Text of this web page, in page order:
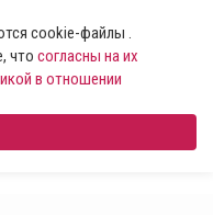
cookie-файлы .
что согласны на их
в отношении